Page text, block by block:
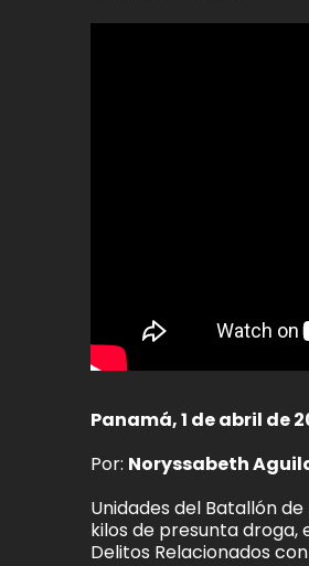
Panamá, 1 de abril de
Por: Noryssabeth
Unidades del Batallón
kilos de presunta droga,
Delitos Relacionados